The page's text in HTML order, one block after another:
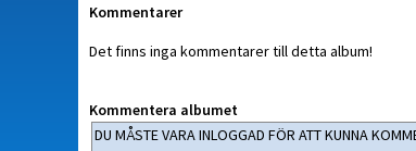
Kommentarer
Det finns inga kommentarer till detta album!
Kommentera albumet